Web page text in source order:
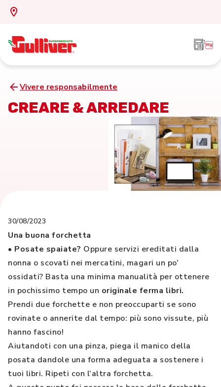
Vivere responsabilmente
CREARE & ARREDARE
30/08/2023
Una buona forchetta
• Posate spaiate? Oppure servizi ereditati dalla
nonna o scovati nei mercatini, magari un po’
ossidati? Basta una minima manualità per ottenere
in pochissimo tempo un originale ferma libri.
Prendi due forchette e non preoccuparti se sono
rovinate o annerite dal tempo: più sono vissute, più
hanno fascino!
Aiutandoti con una pinza, piega il manico della
posata dandole una forma adeguata a sostenere i
tuoi libri. Ripeti con l’altra forchetta.